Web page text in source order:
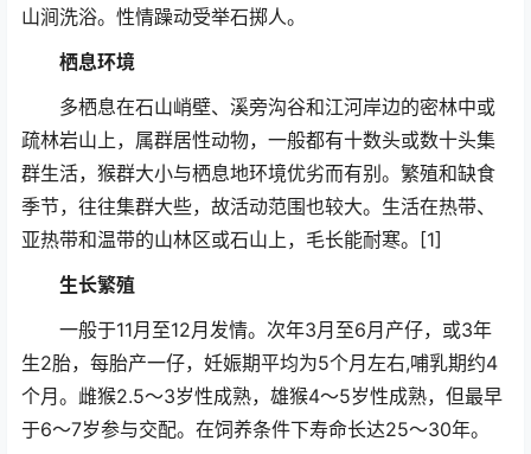
山涧洗浴。性情躁动受举石掷人。
栖息环境
多栖息在石山峭壁、溪旁沟谷和江河岸边的密林中或
疏林岩山上，属群居性动物，一般都有十数头或数十头集
群生活，猴群大小与栖息地环境优劣而有别。繁殖和缺食
季节，往往集群大些，故活动范围也较大。生活在热带、
亚热带和温带的山林区或石山上，毛长能耐寒。[1]
生长繁殖
一般于11月至12月发情。次年3月至6月产仔，或3年
生2胎，每胎产一仔，妊娠期平均为5个月左右,哺乳期约4
个月。雌猴2.5～3岁性成熟，雄猴4～5岁性成熟，但最早
于6～7岁参与交配。在饲养条件下寿命长达25～30年。